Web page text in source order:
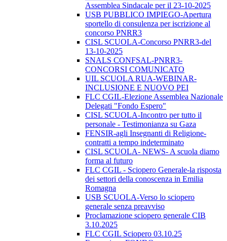
Assemblea Sindacale per il 23-10-2025
USB PUBBLICO IMPIEGO-Apertura
sportello di consulenza per iscrizione al
concorso PNRR3
CISL SCUOLA-Concorso PNRR3-del
13-10-2025
SNALS CONFSAL-PNRR3-
CONCORSI COMUNICATO
UIL SCUOLA RUA-WEBINAR-
INCLUSIONE E NUOVO PEI
FLC CGIL-Elezione Assemblea Nazionale
Delegati "Fondo Espero"
CISL SCUOLA-Incontro per tutto il
personale - Testimonianza su Gaza
FENSIR-agli Insegnanti di Religione-
contratti a tempo indeterminato
CISL SCUOLA- NEWS- A scuola diamo
forma al futuro
FLC CGIL - Sciopero Generale-la risposta
dei settori della conoscenza in Emilia
Romagna
USB SCUOLA-Verso lo sciopero
generale senza preavviso
Proclamazione sciopero generale CIB
3.10.2025
FLC CGIL Sciopero 03.10.25